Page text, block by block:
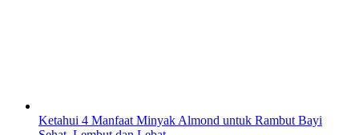
Ketahui 4 Manfaat Minyak Almond untuk Rambut Bayi